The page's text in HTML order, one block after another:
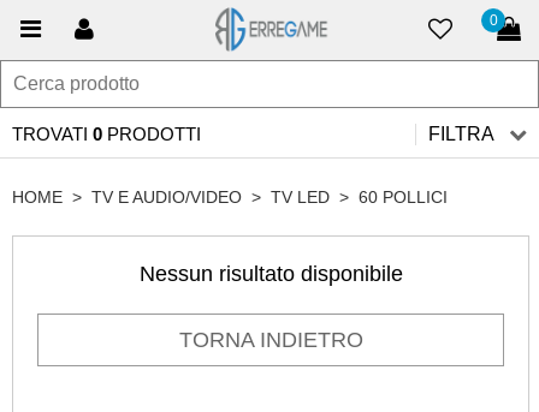
0
TROVATI 0 PRODOTTI FILTRA
HOME > TV E AUDIO/VIDEO > TV LED > 60 POLLICI
Nessun risultato disponibile
TORNA INDIETRO